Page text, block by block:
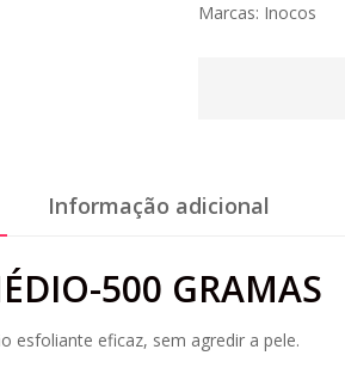
Marcas: Inocos
Informação adicional
500 GRAMAS
esfoliante eficaz, sem agredir a pele.